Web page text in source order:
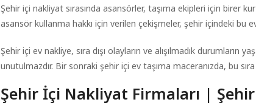
Şehir içi nakliyat sırasında asansörler, taşıma ekipleri için birer
asansör kullanma hakkı için verilen çekişmeler, şehir içindeki bu ev
Şehir içi ev nakliye, sıra dışı olayların ve alışılmadık durumların
unutulmazdır. Bir sonraki şehir içi ev taşıma maceranızda, bu sıra
Şehir İçi Nakliyat Firmaları |